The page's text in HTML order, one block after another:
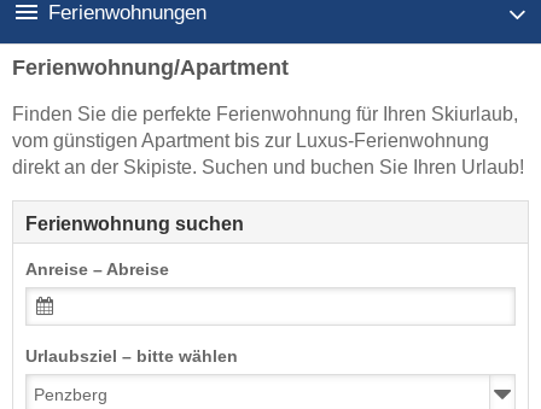
Ferienwohnungen
Ferienwohnung/Apartment
Finden Sie die perfekte Ferienwohnung für Ihren Skiurlaub,
vom günstigen Apartment bis zur Luxus-Ferienwohnung
direkt an der Skipiste. Suchen und buchen Sie Ihren Urlaub!
Ferienwohnung suchen
Anreise – Abreise
Urlaubsziel – bitte wählen